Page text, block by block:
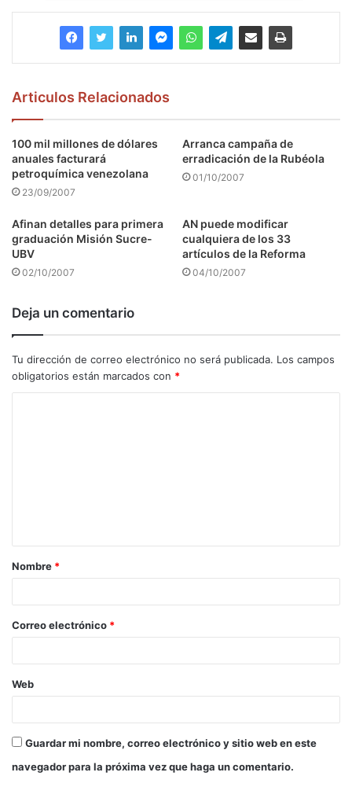
Articulos Relacionados
100 mil millones de dólares
anuales facturará
petroquímica venezolana
23/09/2007
Arranca campaña de
erradicación de la Rubéola
01/10/2007
Afinan detalles para primera
graduación Misión Sucre-
UBV
02/10/2007
AN puede modificar
cualquiera de los 33
artículos de la Reforma
04/10/2007
Deja un comentario
Tu dirección de correo electrónico no será publicada. Los campos
obligatorios están marcados con *
a
r
*
Nombre *
Correo electrónico *
Web
Guardar mi nombre, correo electrónico y sitio web en este
navegador para la próxima vez que haga un comentario.